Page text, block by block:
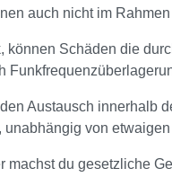
auch nicht im
können Schäden die
Austausch innerhalb
von
machst du gesetzliche